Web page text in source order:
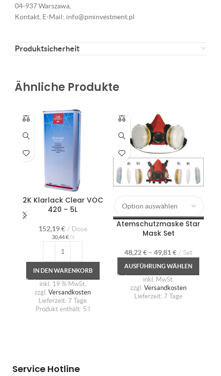
04-937 Warszawa,
Kontakt, E-Mail: info@pminvestment.pl
Produktsicherheit
Ähnliche Produkte
2K Klarlack Clear VOC
420 – 5L
152,19€ Dose
30,44€/
IN DEN WARENKORB
inkl. 19 % MwSt.
zzgl. Versandkosten
Lieferzeit: 7 Tage
Produkt enthält: 5
Atemschutzmaske Star
Mask Set
48,22€ – 49,81€ Set
AUSFÜHRUNG WÄHLEN
inkl. MwSt.
zzgl. Versandkosten
Lieferzeit: 7 Tage
Service Hotline